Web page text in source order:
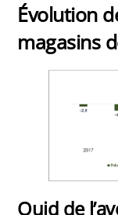
Évolution
magasins
Quid de